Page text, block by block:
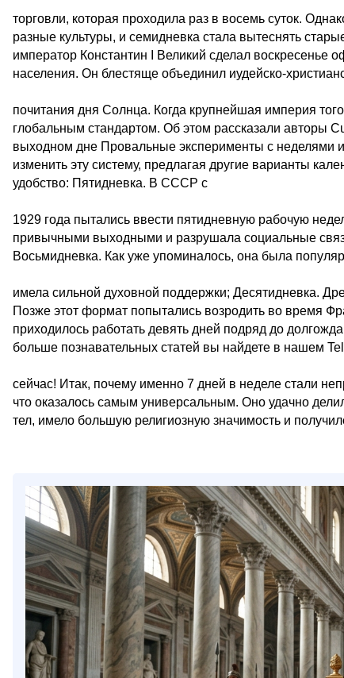
торговли, которая проходила раз в восемь суток.
разные культуры, и семидневка стала вытеснять
император Константин I Великий сделал воскресенье
населения. Он блестяще объединил иудейско-
почитания дня Солнца. Когда крупнейшая империя
глобальным стандартом. Об этом рассказали авторы
выходном дне Провальные эксперименты с неделями
изменить эту систему, предлагая другие варианты
удобство: Пятидневка. В СССР с
1929 года пытались ввести пятидневную рабочую
привычными выходными и разрушала социальные
Восьмидневка. Как уже упоминалось, она была
имела сильной духовной поддержки; Десятидневка.
Позже этот формат попытались возродить во время
приходилось работать девять дней подряд до
больше познавательных статей вы найдете в нашем
сейчас! Итак, почему именно 7 дней в неделе стали
что оказалось самым универсальным. Оно удачно
тел, имело большую религиозную значимость и